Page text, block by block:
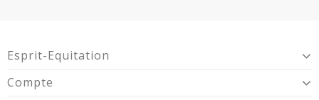
Esprit-Equitation
Compte